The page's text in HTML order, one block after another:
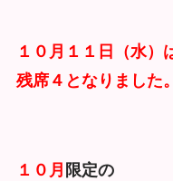
１０月１１日（水）
残席４となりました。
１０月 限定の